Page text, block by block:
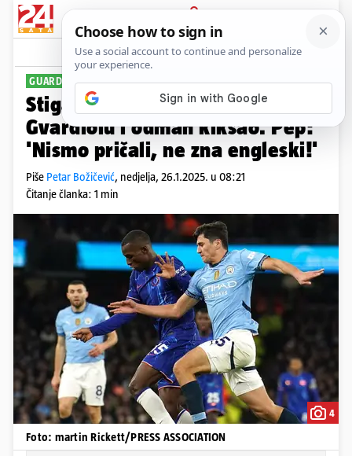
PRIJAVA
Sport Komentari
GUARDIOLA BRANI UZBEKISTANCA
Stigao je kao konkurencija
Gvardiolu i odmah kiksao. Pep:
'Nismo pričali, ne zna engleski!'
Piše Petar Božičević, nedjelja, 26.1.2025. u 08:21
Čitanje članka: 1 min
4
Foto: martin Rickett/PRESS ASSOCIATION